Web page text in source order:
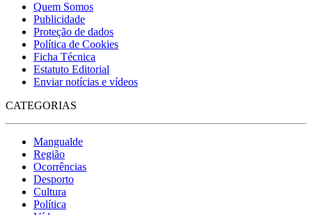
Quem Somos
Publicidade
Proteção de dados
Política de Cookies
Ficha Técnica
Estatuto Editorial
Enviar notícias e vídeos
CATEGORIAS
Mangualde
Região
Ocorrências
Desporto
Cultura
Política